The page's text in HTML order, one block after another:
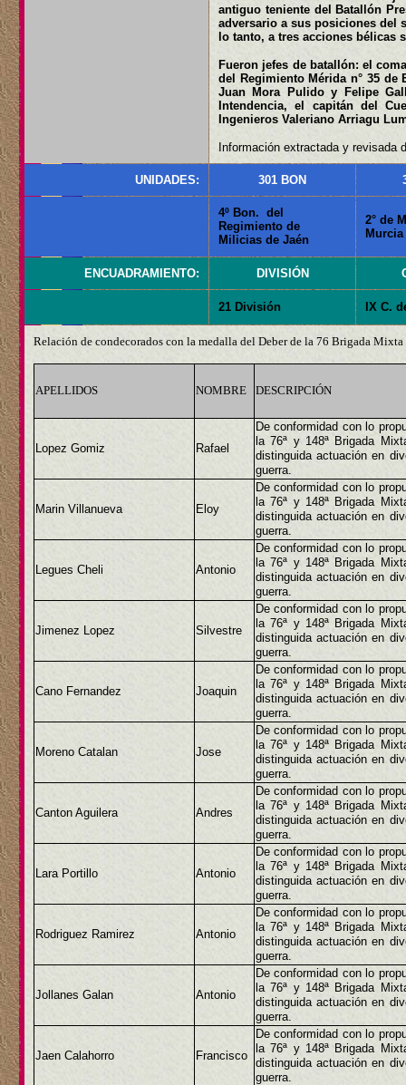
antiguo teniente del Batallón
adversario a sus posiciones del
lo tanto, a tres acciones bélicas
Fueron jefes de batallón: el
del Regimiento Mérida n° 35
Juan Mora Pulido y Felipe
Intendencia, el capitán del
Ingenieros Valeriano Arriagu
Información extractada y revisada
UNIDADES: 301 BON
4º Bon. del
Regimiento de
Milicias de Jaén
2° de
Murcia
ENCUADRAMIENTO: DIVISIÓN
21 División IX C.
Relación de condecorados con la medalla del Deber de la 76 Brigada Mixta
APELLIDOS NOMBRE DESCRIPCIÓN
Lopez Gomiz Rafael
De conformidad con lo
la 76ª y 148ª Brigada
distinguida actuación en
guerra.
Marin Villanueva Eloy
De conformidad con lo
la 76ª y 148ª Brigada
distinguida actuación en
guerra.
Legues Cheli Antonio
De conformidad con lo
la 76ª y 148ª Brigada
distinguida actuación en
guerra.
Jimenez Lopez Silvestre
De conformidad con lo
la 76ª y 148ª Brigada
distinguida actuación en
guerra.
Cano Fernandez Joaquin
De conformidad con lo
la 76ª y 148ª Brigada
distinguida actuación en
guerra.
Moreno Catalan Jose
De conformidad con lo
la 76ª y 148ª Brigada
distinguida actuación en
guerra.
Canton Aguilera Andres
De conformidad con lo
la 76ª y 148ª Brigada
distinguida actuación en
guerra.
Lara Portillo Antonio
De conformidad con lo
la 76ª y 148ª Brigada
distinguida actuación en
guerra.
Rodriguez Ramirez Antonio
De conformidad con lo
la 76ª y 148ª Brigada
distinguida actuación en
guerra.
Jollanes Galan Antonio
De conformidad con lo
la 76ª y 148ª Brigada
distinguida actuación en
guerra.
Jaen Calahorro Francisco
De conformidad con lo
la 76ª y 148ª Brigada
distinguida actuación en
guerra.